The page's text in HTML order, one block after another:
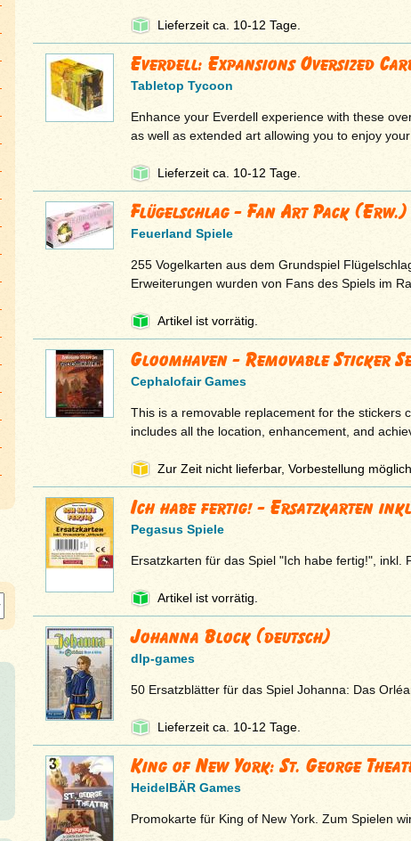
Lieferzeit ca. 10-12 Tage.
Everdell: Expansions Oversized
Tabletop Tycoon
Enhance your Everdell experience with these
as well as extended art allowing you to enjoy
Lieferzeit ca. 10-12 Tage.
Flügelschlag - Fan Art Pack (Erw.)
Feuerland Spiele
255 Vogelkarten aus dem Grundspiel
Erweiterungen wurden von Fans des Spiels im
Artikel ist vorrätig.
Gloomhaven - Removable Sticker
Cephalofair Games
This is a removable replacement for the stickers
includes all the location, enhancement, and
Zur Zeit nicht lieferbar, Vorbestellung möglich.
Ich habe fertig! - Ersatzkarten
Pegasus Spiele
Ersatzkarten für das Spiel "Ich habe fertig!", inkl.
Artikel ist vorrätig.
Johanna Block (deutsch)
dlp-games
50 Ersatzblätter für das Spiel Johanna: Das
Lieferzeit ca. 10-12 Tage.
King of New York: St. George
HeidelBÄR Games
Promokarte für King of New York. Zum Spielen